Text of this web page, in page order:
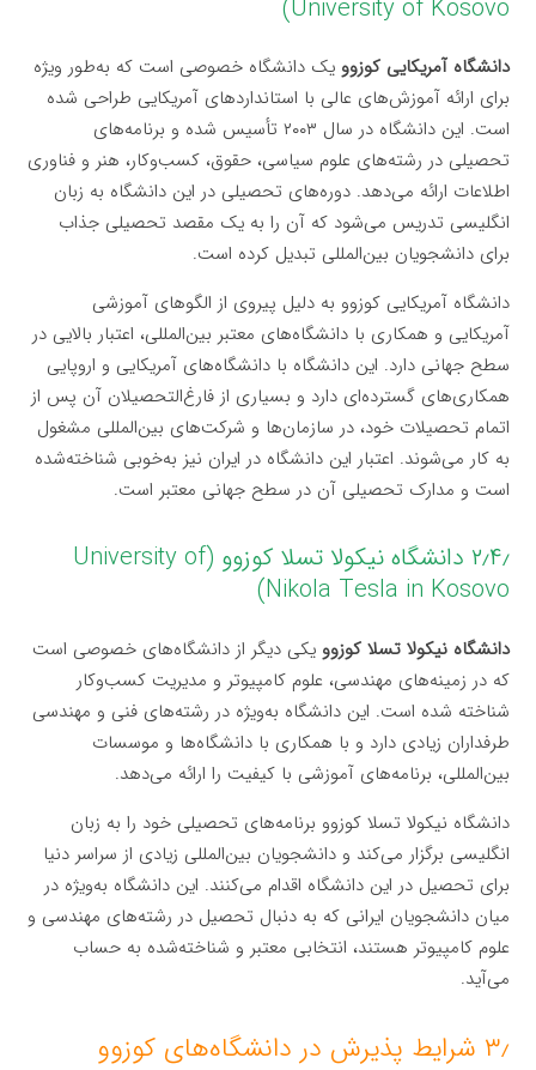
University of Kosovo)
دانشگاه آمریکایی کوزوو یک دانشگاه خصوصی است که به‌طور ویژه
برای ارائه آموزش‌های عالی با استانداردهای آمریکایی طراحی شده
است. این دانشگاه در سال ۲۰۰۳ تأسیس شده و برنامه‌های
تحصیلی در رشته‌های علوم سیاسی، حقوق، کسب‌وکار، هنر و فناوری
اطلاعات ارائه می‌دهد. دوره‌های تحصیلی در این دانشگاه به زبان
انگلیسی تدریس می‌شود که آن را به یک مقصد تحصیلی جذاب
برای دانشجویان بین‌المللی تبدیل کرده است.
دانشگاه آمریکایی کوزوو به دلیل پیروی از الگوهای آموزشی
آمریکایی و همکاری با دانشگاه‌های معتبر بین‌المللی، اعتبار بالایی در
سطح جهانی دارد. این دانشگاه با دانشگاه‌های آمریکایی و اروپایی
همکاری‌های گسترده‌ای دارد و بسیاری از فارغ‌التحصیلان آن پس از
اتمام تحصیلات خود، در سازمان‌ها و شرکت‌های بین‌المللی مشغول
به کار می‌شوند. اعتبار این دانشگاه در ایران نیز به‌خوبی شناخته‌شده
است و مدارک تحصیلی آن در سطح جهانی معتبر است.
۲٫۴٫ دانشگاه نیکولا تسلا کوزوو (University of
Nikola Tesla in Kosovo)
دانشگاه نیکولا تسلا کوزوو یکی دیگر از دانشگاه‌های خصوصی است
که در زمینه‌های مهندسی، علوم کامپیوتر و مدیریت کسب‌وکار
شناخته شده است. این دانشگاه به‌ویژه در رشته‌های فنی و مهندسی
طرفداران زیادی دارد و با همکاری با دانشگاه‌ها و موسسات
بین‌المللی، برنامه‌های آموزشی با کیفیت را ارائه می‌دهد.
دانشگاه نیکولا تسلا کوزوو برنامه‌های تحصیلی خود را به زبان
انگلیسی برگزار می‌کند و دانشجویان بین‌المللی زیادی از سراسر دنیا
برای تحصیل در این دانشگاه اقدام می‌کنند. این دانشگاه به‌ویژه در
میان دانشجویان ایرانی که به دنبال تحصیل در رشته‌های مهندسی و
علوم کامپیوتر هستند، انتخابی معتبر و شناخته‌شده به حساب
می‌آید.
۳٫ شرایط پذیرش در دانشگاه‌های کوزوو